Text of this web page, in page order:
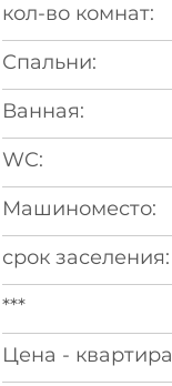
кол-во комнат:
Спальни:
Ванная:
WC:
Машиноместо:
срок заселения:
***
Цена - квартира